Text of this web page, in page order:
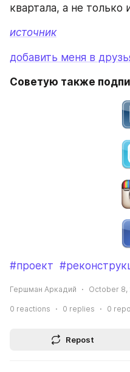
квартала, а не только
источник
добавить меня в
Советую также
#проект
Гершман Аркадий October 8,
0 reactions 0 replies 0
Repost